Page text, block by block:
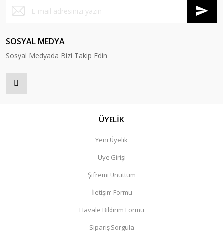
SOSYAL MEDYA
Sosyal Medyada Bizi Takip Edin
ÜYELİK
Yeni Üyelik
Üye Girişi
Şifremi Unuttum
İletişim Formu
Havale Bildirim Formu
Sipariş Sorgula